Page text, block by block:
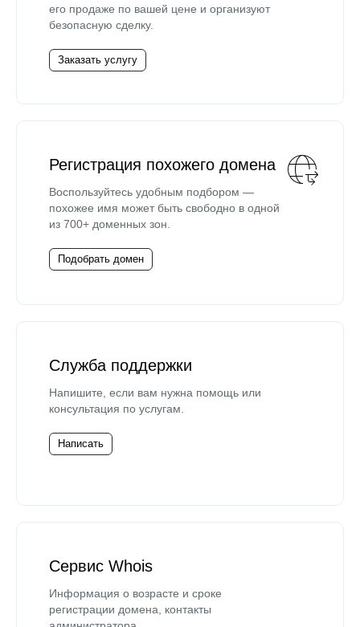
его продаже по вашей цене и организуют
безопасную сделку.
Заказать услугу
Регистрация похожего домена
Воспользуйтесь удобным подбором —
похожее имя может быть свободно в одной
из 700+ доменных зон.
Подобрать домен
Служба поддержки
Напишите, если вам нужна помощь или
консультация по услугам.
Написать
Сервис Whois
Информация о возрасте и сроке
регистрации домена, контакты